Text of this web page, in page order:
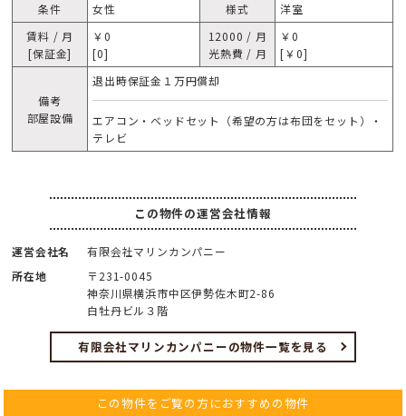
条件 女性 様式
洋室
賃料 / 月
[保証金]
￥0
[0]
12000 / 月
光熱費 / 月
￥0
[￥0]
備考
部屋設備
退出時保証金１万円償却
エアコン・ベッドセット（希望の方は布団をセット）・
テレビ
この物件の運営会社情報
運営会社名
有限会社マリンカンパニー
所在地
〒231-0045
神奈川県横浜市中区伊勢佐木町2-86
白牡丹ビル３階
有限会社マリンカンパニーの物件一覧を見る
この物件をご覧の方におすすめの物件